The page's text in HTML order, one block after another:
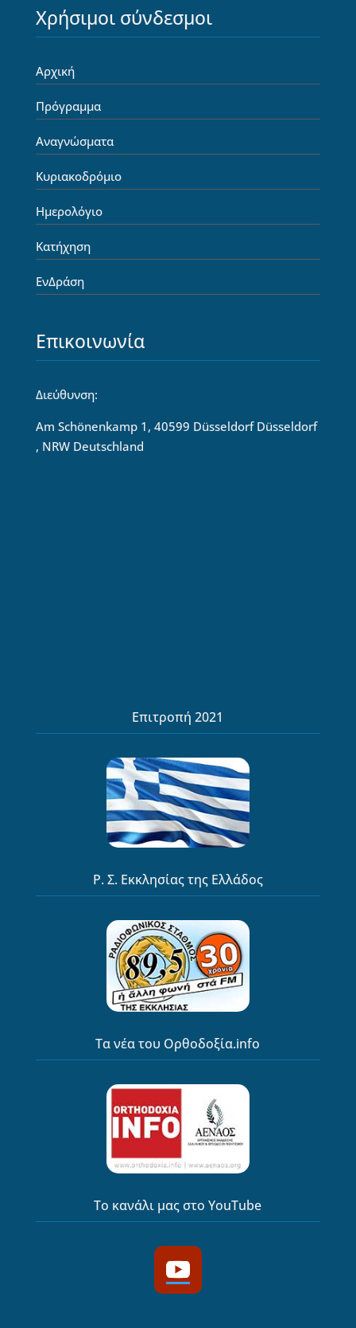
Χρήσιμοι σύνδεσμοι
Αρχική
Πρόγραμμα
Αναγνώσματα
Κυριακοδρόμιο
Ημερολόγιο
Κατήχηση
ΕνΔράση
Επικοινωνία
Διεύθυνση:
Am Schönenkamp 1, 40599 Düsseldorf Düsseldorf
, NRW Deutschland
Επιτροπή 2021
Ρ. Σ. Εκκλησίας της Ελλάδος
Τα νέα του Ορθοδοξία.info
Το κανάλι μας στο YouTube